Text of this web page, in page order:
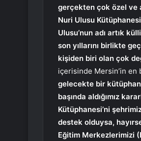
gerçekten çok özel ve
Nuri Ulusu
Ulusu’nun adı artık
son yıllarını birlikte
kişiden biri olan çok
içerisinde Mersin’in en
gelecekte bir
başında aldığımız
Kütüphanesi’ni
destek olduysa,
Eğitim Merkezlerimizi